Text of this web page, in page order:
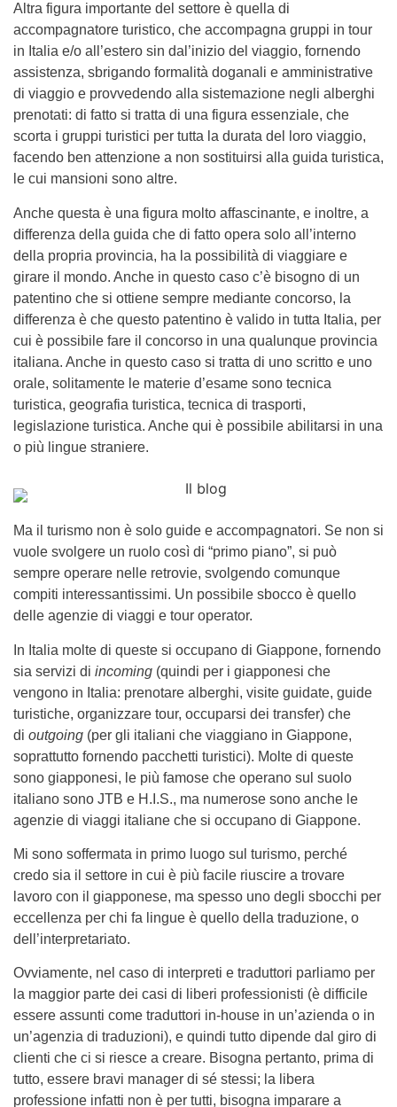
Altra figura importante del settore è quella di
accompagnatore turistico, che accompagna gruppi in tour
in Italia e/o all’estero sin dal’inizio del viaggio, fornendo
assistenza, sbrigando formalità doganali e amministrative
di viaggio e provvedendo alla sistemazione negli alberghi
prenotati: di fatto si tratta di una figura essenziale, che
scorta i gruppi turistici per tutta la durata del loro viaggio,
facendo ben attenzione a non sostituirsi alla guida turistica,
le cui mansioni sono altre.
Anche questa è una figura molto affascinante, e inoltre, a
differenza della guida che di fatto opera solo all’interno
della propria provincia, ha la possibilità di viaggiare e
girare il mondo. Anche in questo caso c’è bisogno di un
patentino che si ottiene sempre mediante concorso, la
differenza è che questo patentino è valido in tutta Italia, per
cui è possibile fare il concorso in una qualunque provincia
italiana. Anche in questo caso si tratta di uno scritto e uno
orale, solitamente le materie d’esame sono tecnica
turistica, geografia turistica, tecnica di trasporti,
legislazione turistica. Anche qui è possibile abilitarsi in una
o più lingue straniere.
Ma il turismo non è solo guide e accompagnatori. Se non si
vuole svolgere un ruolo così di “primo piano”, si può
sempre operare nelle retrovie, svolgendo comunque
compiti interessantissimi. Un possibile sbocco è quello
delle agenzie di viaggi e tour operator.
In Italia molte di queste si occupano di Giappone, fornendo
sia servizi di incoming (quindi per i giapponesi che
vengono in Italia: prenotare alberghi, visite guidate, guide
turistiche, organizzare tour, occuparsi dei transfer) che
di outgoing (per gli italiani che viaggiano in Giappone,
soprattutto fornendo pacchetti turistici). Molte di queste
sono giapponesi, le più famose che operano sul suolo
italiano sono JTB e H.I.S., ma numerose sono anche le
agenzie di viaggi italiane che si occupano di Giappone.
Mi sono soffermata in primo luogo sul turismo, perché
credo sia il settore in cui è più facile riuscire a trovare
lavoro con il giapponese, ma spesso uno degli sbocchi per
eccellenza per chi fa lingue è quello della traduzione, o
dell’interpretariato.
Ovviamente, nel caso di interpreti e traduttori parliamo per
la maggior parte dei casi di liberi professionisti (è difficile
essere assunti come traduttori in-house in un’azienda o in
un’agenzia di traduzioni), e quindi tutto dipende dal giro di
clienti che ci si riesce a creare. Bisogna pertanto, prima di
tutto, essere bravi manager di sé stessi; la libera
professione infatti non è per tutti, bisogna imparare a